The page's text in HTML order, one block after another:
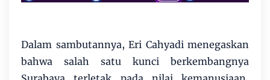
Dalam sambutannya, Eri Cahyadi menegaskan
bahwa salah satu kunci berkembangnya